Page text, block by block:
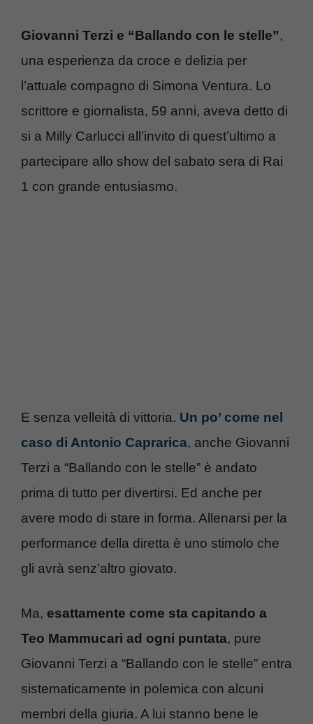
Giovanni Terzi e “Ballando con le stelle”,
una esperienza da croce e delizia per
l’attuale compagno di Simona Ventura. Lo
scrittore e giornalista, 59 anni, aveva detto di
si a Milly Carlucci all’invito di quest’ultimo a
partecipare allo show del sabato sera di Rai
1 con grande entusiasmo.
E senza velleità di vittoria. Un po’ come nel
caso di Antonio Caprarica, anche Giovanni
Terzi a “Ballando con le stelle” è andato
prima di tutto per divertirsi. Ed anche per
avere modo di stare in forma. Allenarsi per la
performance della diretta è uno stimolo che
gli avrà senz’altro giovato.
Ma, esattamente come sta capitando a
Teo Mammucari ad ogni puntata, pure
Giovanni Terzi a “Ballando con le stelle” entra
sistematicamente in polemica con alcuni
membri della giuria. A lui stanno bene le